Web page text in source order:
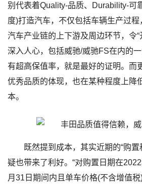
别代表着Quality-品质、Durability-可
度)打造汽车，不仅包括车辆生产过
汽车产业链的上下游及周边环节，令
深入人心，包括威驰/威驰FS在内的
有超高保值率，就是最好的证明。而
优秀品质的体现，也在某种程度上降
本。
既然提到成本，其实近期的“购
疑也带来了利好。“对购置日期在
月31日期间内且单车价格(不含增值